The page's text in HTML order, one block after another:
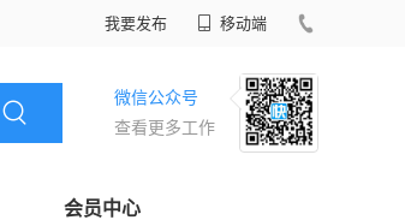
我要发布 移动端
微信公众号
查看更多工作
会员中心